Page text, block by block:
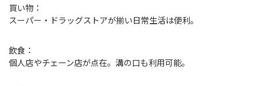
買い物：
スーパー・ドラッグストアが揃い日常生活は便利。
飲食：
個人店やチェーン店が点在。溝の口も利用可能。